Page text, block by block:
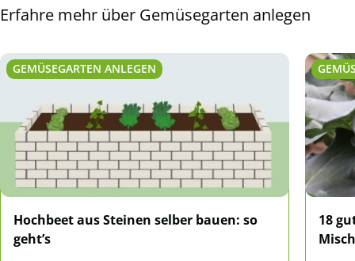
Erfahre mehr über Gemüsegarten anlegen
GEMÜSEGARTEN ANLEGEN
Hochbeet aus Steinen selber bauen: so
geht’s
18